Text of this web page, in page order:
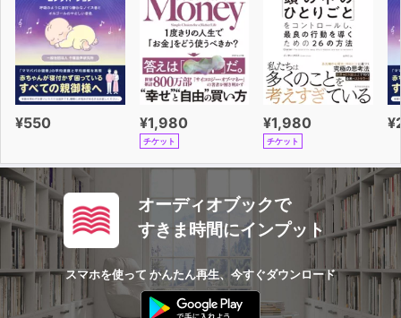
¥550 ¥1,980
チケット
¥1,980
チケット
オーディオブックで
すきま時間にインプット
スマホを使って かんたん再生、今すぐダウンロード